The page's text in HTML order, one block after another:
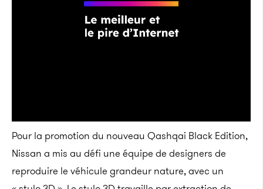
Pour la promotion du nouveau Qashqai Black Edition,
Nissan a mis au défi une équipe de designers de
reproduire le véhicule grandeur nature, avec un